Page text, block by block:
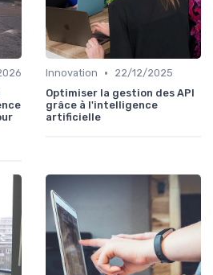
Innovation •
22/12/2025
Optimiser la gestion des API
grâce à l'intelligence
artificielle